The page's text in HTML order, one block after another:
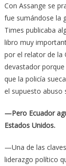
Con Assange se
fue sumándose la
Times publicaba
libro muy
por el relator de la
devastador
que la policía
el supuesto abuso
—Pero Ecuador
Estados Unidos.
—Una de las
liderazgo político